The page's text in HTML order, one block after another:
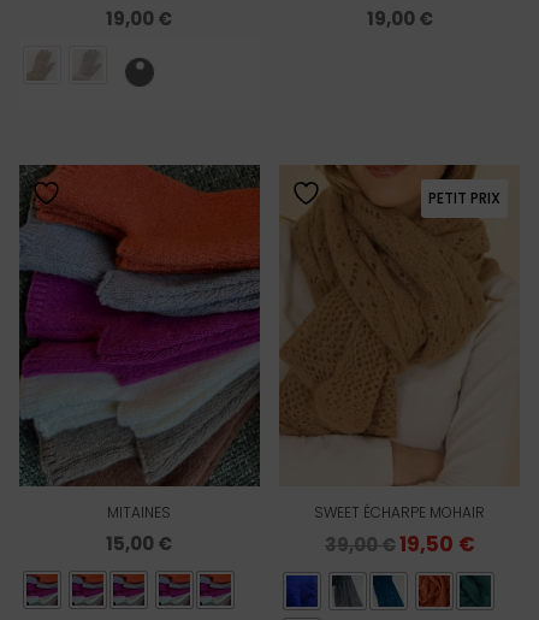
19,00€ 19,00€
MITAINES
15,00€
PETIT PRIX
SWEET ÉCHARPE MOHAIR
39,00€Le
prix
initial
19,50 €Le
prix
actuel